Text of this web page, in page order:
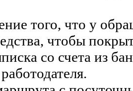
того, что у
чтобы
со счета из